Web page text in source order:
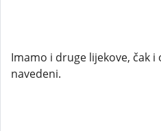
Imamo i druge lijekove, čak
navedeni.